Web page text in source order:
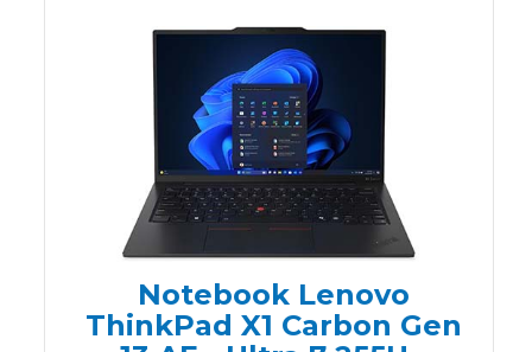
Notebook Lenovo
ThinkPad X1 Carbon Gen